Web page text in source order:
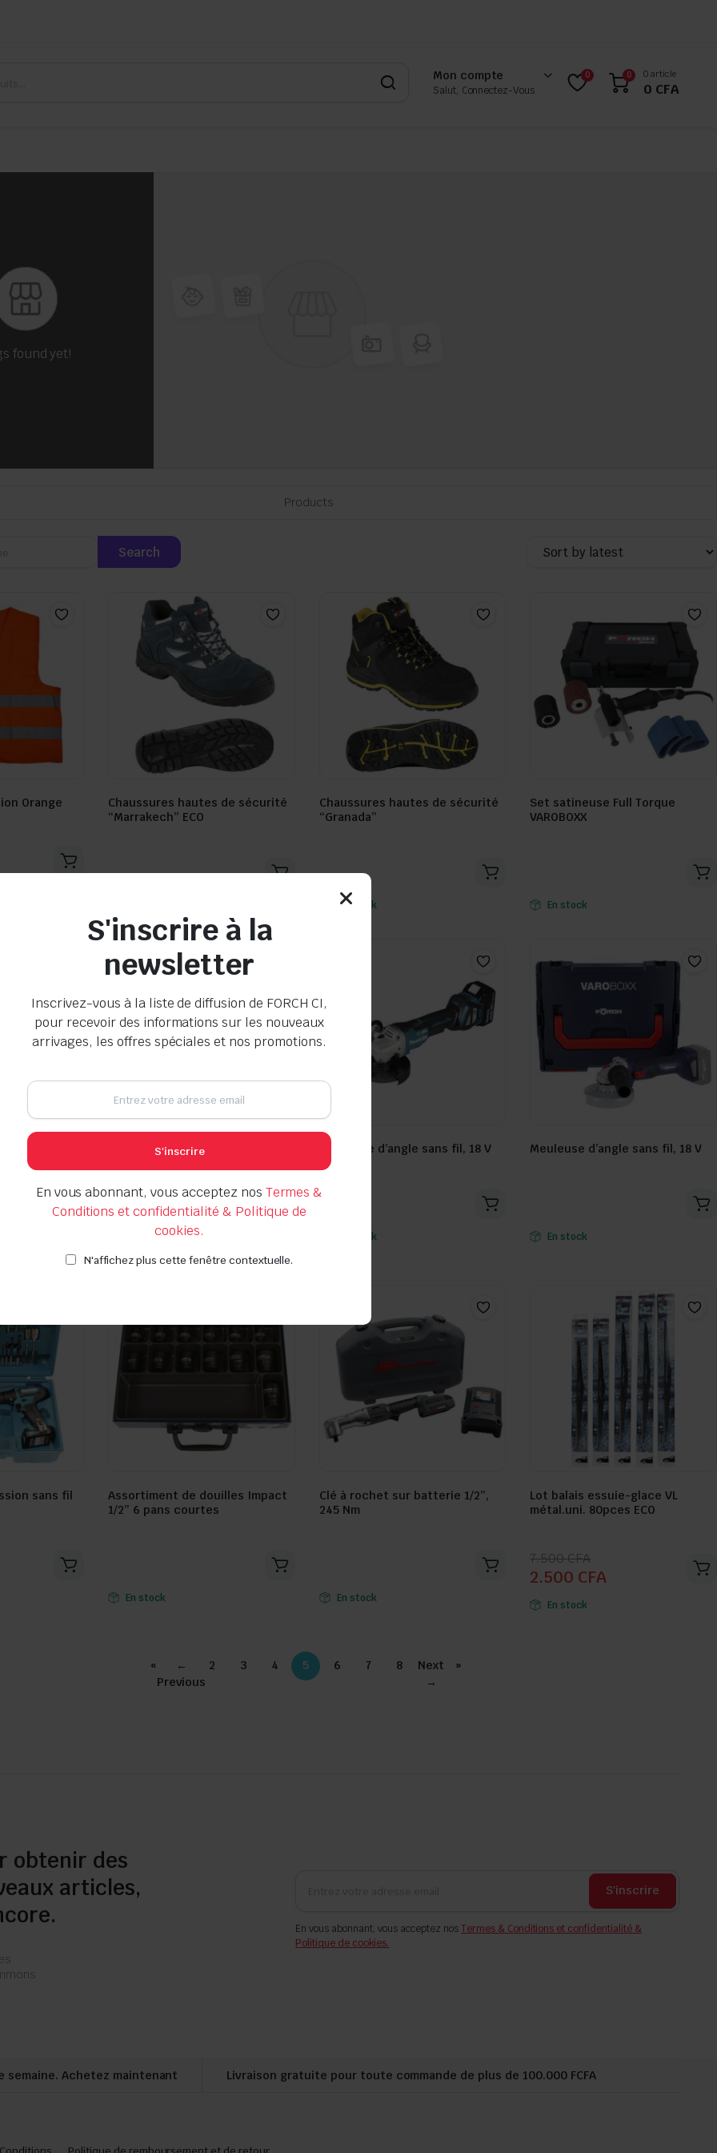
Mon compte
Salut, Connectez-Vous
0 0 0 article
0 CFA
found yet!
Products
Orange
Chaussures hautes de sécurité
“Marrakech” ECO
Chaussures hautes de sécurité
“Granada”
En stock
Set satineuse Full Torque
VAROBOXX
En stock
18 V
Clé à rochet sur batterie 1/2”,
Seller:
Meuleuse d’angle sans fil, 18 V
En stock
Meuleuse d’angle sans fil, 18 V
En stock
sans fil
Assortiment de douilles Impact
1/2” 6 pans courtes
Seller:
En stock
Clé à rochet sur batterie 1/2”,
245 Nm
En stock
Lot balais essuie-glace VL
métal.uni. 80pces ECO
7.500CFA
Le
prix
initial
2.500 CFA
Le
prix
actuel
En stock
«
←
Previous
2 3 4 5 6 7 8
Next
→
»
obtenir des
articles,
S'inscrire
En vous abonnant, vous acceptez nosTermes & Conditions et confidentialité &
Politique de cookies.
semaine. Achetez maintenant Livraison gratuite pour toute commande de plus de 100.000 FCFA
S'inscrire à la
newsletter
Inscrivez-vous à la liste de diffusion de FORCH CI,
pour recevoir des informations sur les nouveaux
arrivages, les offres spéciales et nos promotions.
S'inscrire
En vous abonnant, vous acceptez nos Termes &
Conditions et confidentialité & Politique de
cookies.
N'affichez plus cette fenêtre contextuelle.